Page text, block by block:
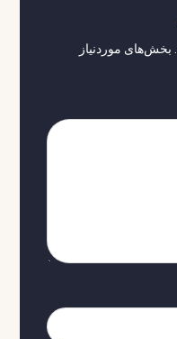
بخش‌های موردنیاز